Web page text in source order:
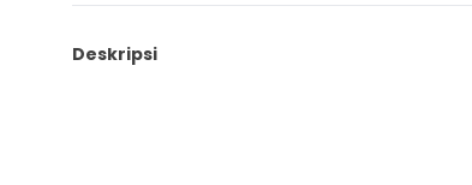
Deskripsi